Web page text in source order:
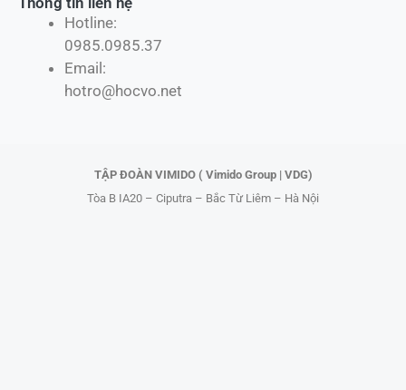
Hotline:
0985.0985.37
Email:
hotro@hocvo.net
b
o
t
TẬP ĐOÀN VIMIDO ( Vimido Group | VDG)
Tòa B IA20 – Ciputra – Bắc Từ Liêm – Hà Nội